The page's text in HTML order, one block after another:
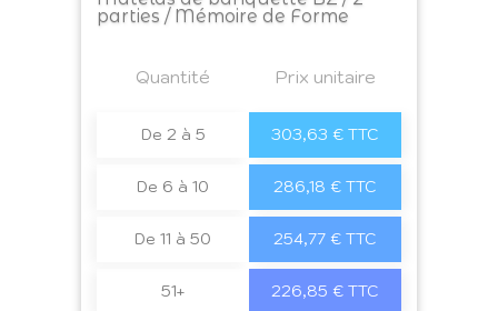
parties / Mémoire de Forme
Quantité Prix unitaire
De 2 à 5 303,63 € TTC
De 6 à 10 286,18 € TTC
De 11 à 50 254,77 € TTC
51+ 226,85 € TTC